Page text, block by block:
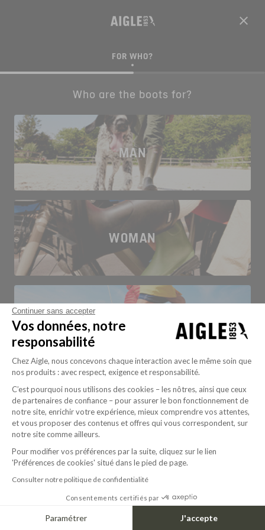
FOR WHO?
Who are the boots for?
MAN
WOMAN
CHILD
Continuer sans accepter
Vos données, notre
responsabilité
Chez Aigle, nous concevons chaque interaction avec le même soin que
nos produits : avec respect, exigence et responsabilité.
C’est pourquoi nous utilisons des cookies – les nôtres, ainsi que ceux
de partenaires de confiance – pour assurer le bon fonctionnement de
notre site, enrichir votre expérience, mieux comprendre vos attentes,
et vous proposer des contenus et offres qui vous correspondent, sur
notre site comme ailleurs.
Pour modifier vos préférences par la suite, cliquez sur le lien
'Préférences de cookies' situé dans le pied de page.
Consulter notre politique de confidentialité
Consentements certifiés par
Paramétrer J'accepte